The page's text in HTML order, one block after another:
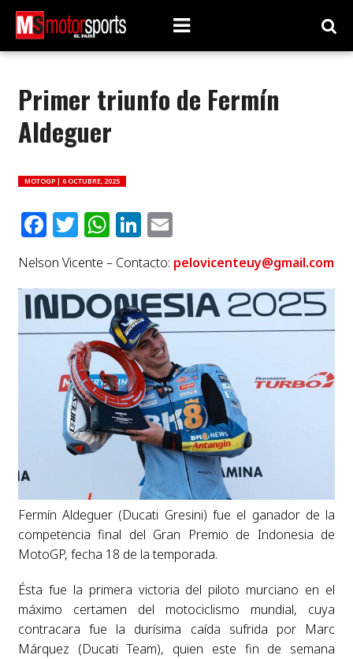
Primer triunfo de Fermín
Aldeguer
MOTOGP | 6 OCTUBRE, 2025
Facebook
Twitter
WhatsApp
LinkedIn
Email
Nelson Vicente – Contacto: pelovicenteuy@gmail.com
Fermín Aldeguer (Ducati Gresini) fue el ganador de la
competencia final del Gran Premio de Indonesia de
MotoGP, fecha 18 de la temporada.
Ésta fue la primera victoria del piloto murciano en el
máximo certamen del motociclismo mundial, cuya
contracara fue la durísima caída sufrida por Marc
Márquez (Ducati Team), quien este fin de semana